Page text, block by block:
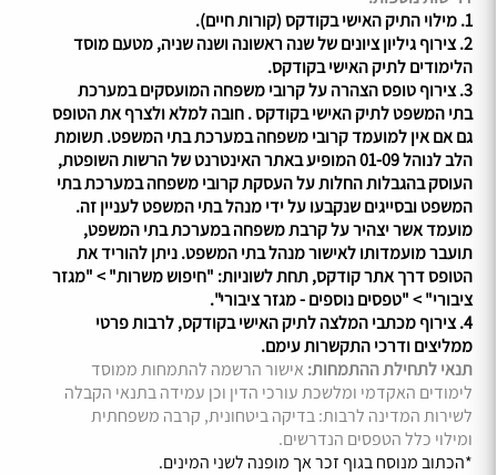
1. מילוי התיק האישי בקודקס (קורות חיים).
2. צירוף גיליון ציונים של שנה ראשונה ושנה שניה, מטעם מוסד
הלימודים לתיק האישי בקודקס.
3. צירוף טופס הצהרה על קרובי משפחה המועסקים במערכת
בתי המשפט לתיק האישי בקודקס . חובה למלא ולצרף את הטופס
גם אם אין למועמד קרובי משפחה במערכת בתי המשפט. תשומת
הלב לנוהל 01-09 המופיע באתר האינטרנט של הרשות השופטת,
העוסק בהגבלות החלות על העסקת קרובי משפחה במערכת בתי
המשפט ובסייגים שנקבעו על ידי מנהל בתי המשפט לעניין זה.
מועמד אשר יצהיר על קרבת משפחה במערכת בתי המשפט,
תועבר מועמדותו לאישור מנהל בתי המשפט. ניתן להוריד את
הטופס דרך אתר קודקס, תחת לשוניות: "חיפוש משרות" > "מגזר
ציבורי" > "טפסים נוספים - מגזר ציבורי".
4. צירוף מכתבי המלצה לתיק האישי בקודקס, לרבות פרטי
ממליצים ודרכי התקשרות עימם.
תנאי לתחילת ההתמחות: אישור הרשמה להתמחות ממוסד
לימודים האקדמי ומלשכת עורכי הדין וכן עמידה בתנאי הקבלה
לשירות המדינה לרבות: בדיקה ביטחונית, קרבה משפחתית
ומילוי כלל הטפסים הנדרשים.
*הכתוב מנוסח בגוף זכר אך מופנה לשני המינים.